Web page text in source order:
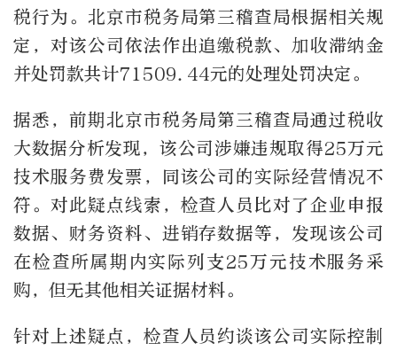
税行为。北京市税务局第三稽查局根据相关规
定，对该公司依法作出追缴税款、加收滞纳金
并处罚款共计71509.44元的处理处罚决定。
据悉，前期北京市税务局第三稽查局通过税收
大数据分析发现，该公司涉嫌违规取得25万元
技术服务费发票，同该公司的实际经营情况不
符。对此疑点线索，检查人员比对了企业申报
数据、财务资料、进销存数据等，发现该公司
在检查所属期内实际列支25万元技术服务采
购，但无其他相关证据材料。
针对上述疑点，检查人员约谈该公司实际控制